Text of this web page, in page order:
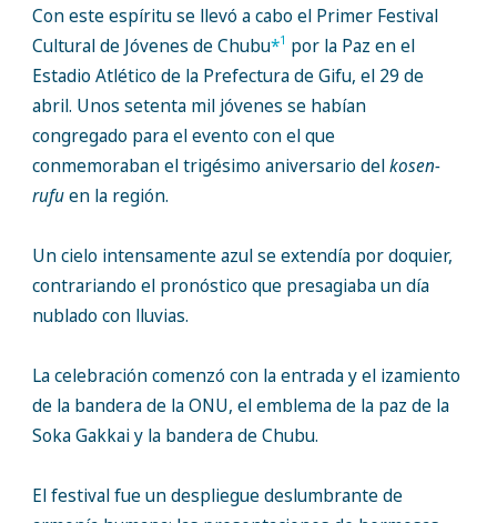
Con este espíritu se llevó a cabo el Primer Festival
Cultural de Jóvenes de Chubu*1 por la Paz en el
Estadio Atlético de la Prefectura de Gifu, el 29 de
abril. Unos setenta mil jóvenes se habían
congregado para el evento con el que
conmemoraban el trigésimo aniversario delkosen-
rufuen la región.
Un cielo intensamente azul se extendía por doquier,
contrariando el pronóstico que presagiaba un día
nublado con lluvias.
La celebración comenzó con la entrada y el izamiento
de la bandera de la ONU, el emblema de la paz de la
Soka Gakkai y la bandera de Chubu.
El festival fue un despliegue deslumbrante de